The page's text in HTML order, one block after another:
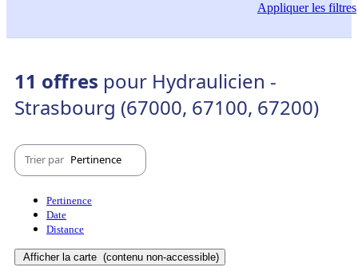
Appliquerles filtres
11 offres pour Hydraulicien -
Strasbourg (67000, 67100, 67200)
Trier par Pertinence
Pertinence
Date
Distance
Afficher la carte (contenu non-accessible)